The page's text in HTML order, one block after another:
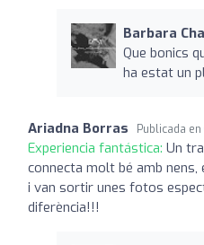
Barbara
Que bonics
ha estat un
Ariadna Borras Publicada en
Experiencia fantástica: Un
connecta molt bé amb
i van sortir unes fotos
diferència!!!